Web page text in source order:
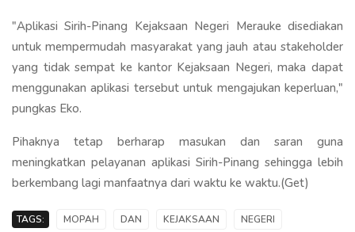
"Aplikasi Sirih-Pinang Kejaksaan Negeri Merauke disediakan
untuk mempermudah masyarakat yang jauh atau stakeholder
yang tidak sempat ke kantor Kejaksaan Negeri, maka dapat
menggunakan aplikasi tersebut untuk mengajukan keperluan,"
pungkas Eko.
Pihaknya tetap berharap masukan dan saran guna
meningkatkan pelayanan aplikasi Sirih-Pinang sehingga lebih
berkembang lagi manfaatnya dari waktu ke waktu.(Get)
TAGS: MOPAH DAN KEJAKSAAN
NEGERI